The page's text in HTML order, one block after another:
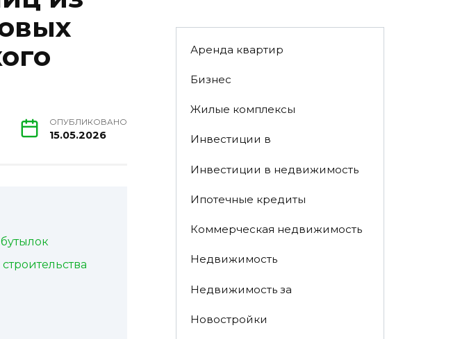
ОПУБЛИКОВАНО
15.05.2026
Аренда квартир
Бизнес
Жилые комплексы
Инвестиции в
Инвестиции в недвижимость
Ипотечные кредиты
Коммерческая недвижимость
Недвижимость
Недвижимость за
Новостройки